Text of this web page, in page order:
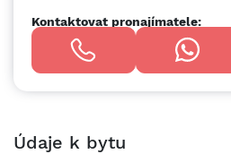
Kontaktovat pronajímatele:
Údaje k bytu